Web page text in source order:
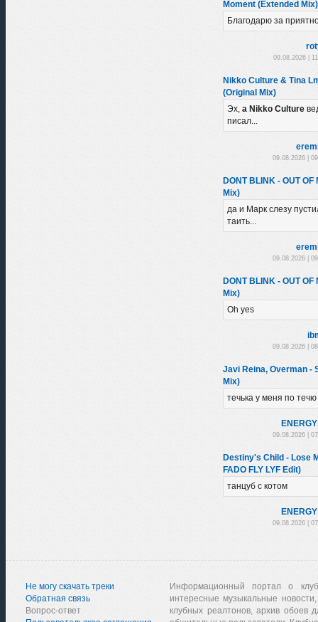
Moment (Extended Mix)
Благодарю за
09.08.2026 |
Nikko Culture & Tina
(Original Mix)
Эх, а Nikko Culture
писал...
09.08.2026 |
DONT BLINK - OUT
Mix)
да и Марк слезу
таить...
09.08.2026 |
DONT BLINK - OUT
Mix)
Oh yes
09.08.2026 |
Javi Reina, Overman -
Mix)
течька у меня по течю
09.08.2026 |
Destiny's Child - Lose
FADO FLY LYF Edit)
танцуб с котом
09.08.2026 |
Не могу скачать треки
Обратная связь
Вопрос-ответ
Информационный портал о
интересные музыкальные
клубных реалтонов, архив обоев